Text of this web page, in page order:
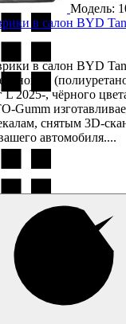
Модель:
в салон BYD
в салон BYD
2025-, чёрного
Gumm
снятым 3D-
автомобиля....